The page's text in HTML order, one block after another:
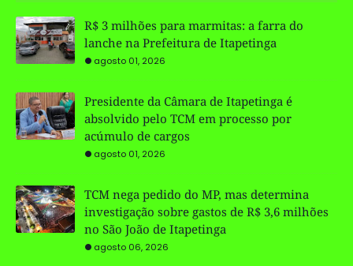
R$ 3 milhões para marmitas: a farra do
lanche na Prefeitura de Itapetinga
agosto 01, 2026
Presidente da Câmara de Itapetinga é
absolvido pelo TCM em processo por
acúmulo de cargos
agosto 01, 2026
TCM nega pedido do MP, mas determina
investigação sobre gastos de R$ 3,6 milhões
no São João de Itapetinga
agosto 06, 2026